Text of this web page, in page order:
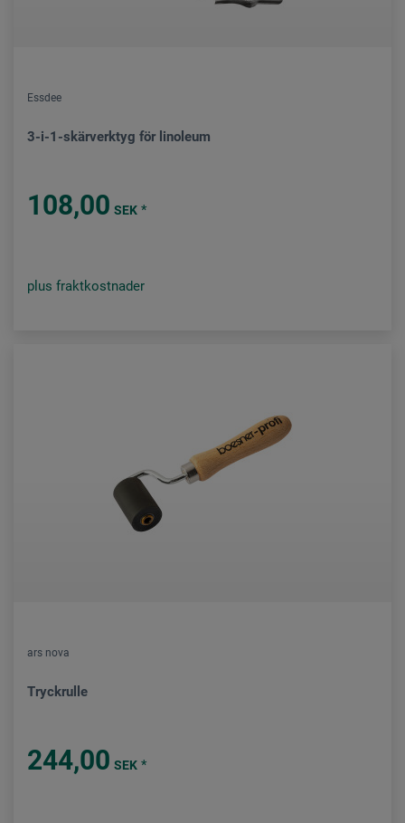
Essdee
3-i-1-skärverktyg för linoleum
108,00 SEK *
plus fraktkostnader
ars nova
Tryckrulle
244,00 SEK *